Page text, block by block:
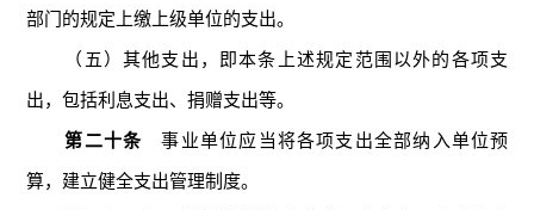
部门的规定上缴上级单位的支出。
（五）其他支出，即本条上述规定范围以外的各项支
出，包括利息支出、捐赠支出等。
第二十条 事业单位应当将各项支出全部纳入单位预
算，建立健全支出管理制度。